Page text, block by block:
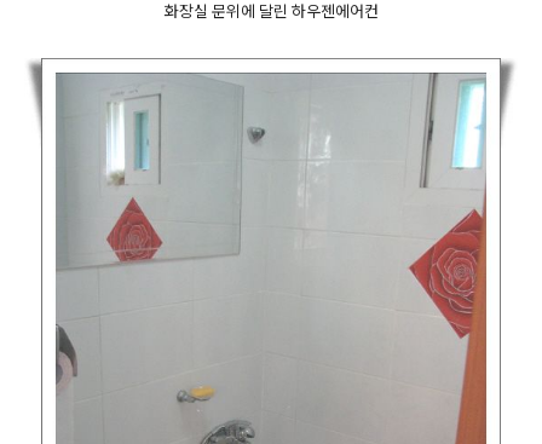
화장실 문위에 달린 하우젠에어컨